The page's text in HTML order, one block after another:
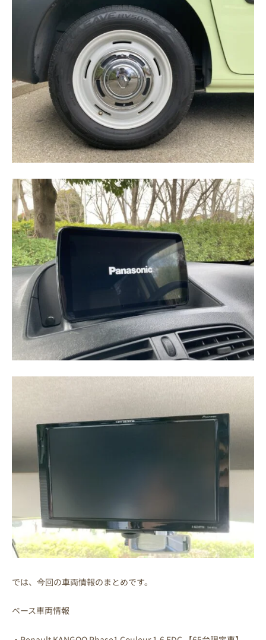
では、今回の車両情報のまとめです。
ベース車両情報